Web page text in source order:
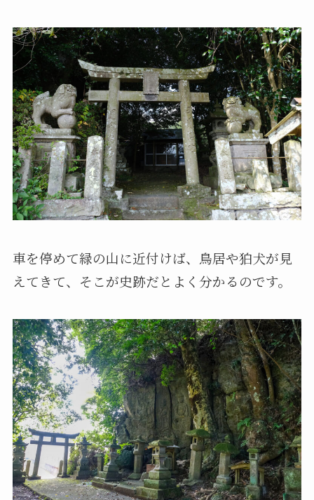
車を停めて緑の山に近付けば、鳥居や狛犬が見
えてきて、そこが史跡だとよく分かるのです。